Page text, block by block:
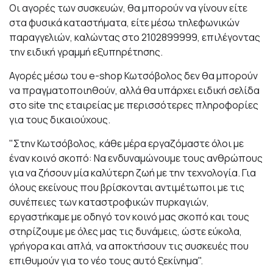
Οι αγορές των συσκευών, θα μπορούν να γίνουν είτε
στα φυσικά καταστήματα, είτε μέσω τηλεφωνικών
παραγγελιών, καλώντας στο 2102899999, επιλέγοντας
την ειδική γραμμή εξυπηρέτησης.
Αγορές μέσω τουe-shopΚωτσόβολος δεν θα μπορούν
να πραγματοποιηθούν, αλλά θα υπάρχειειδική σελίδα
στοsite της εταιρείας με περισσότερες πληροφορίες
για τους δικαιούχους.
"Στην Κωτσόβολος, κάθε μέρα εργαζόμαστε όλοι με
έναν κοινό σκοπό: Να ενδυναμώνουμε τους ανθρώπους
για να ζήσουν μία καλύτερη ζωή με την τεχνολογία. Για
όλους εκείνους που βρίσκονται αντιμέτωποι με τις
συνέπειες των καταστροφικών πυρκαγιών,
εργαστήκαμε με οδηγό τον κοινό μας σκοπό και τους
στηρίζουμε με όλες μας τις δυνάμεις, ώστε εύκολα,
γρήγορα και απλά, να αποκτήσουν τις συσκευές που
επιθυμούν για το νέο τους αυτό ξεκίνημα".